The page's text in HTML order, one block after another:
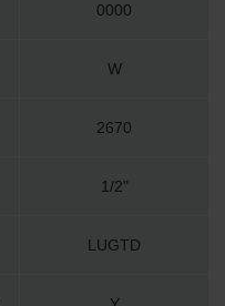
0000
W
2670
1/2"
LUGTD